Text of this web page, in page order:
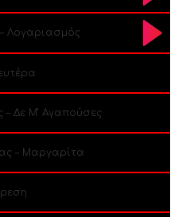
– Λογαριασμός
– Δε Μ’ Αγαπούσες
– Μαργαρίτα